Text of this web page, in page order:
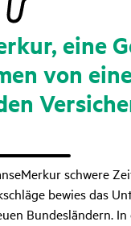
eine
von
schwere
bewies das
Bundesländern.